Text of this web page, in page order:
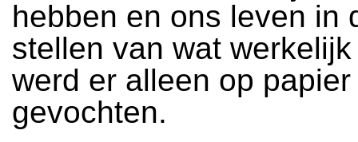
hebben en ons leven in
stellen van wat
werd er alleen op papier
gevochten.